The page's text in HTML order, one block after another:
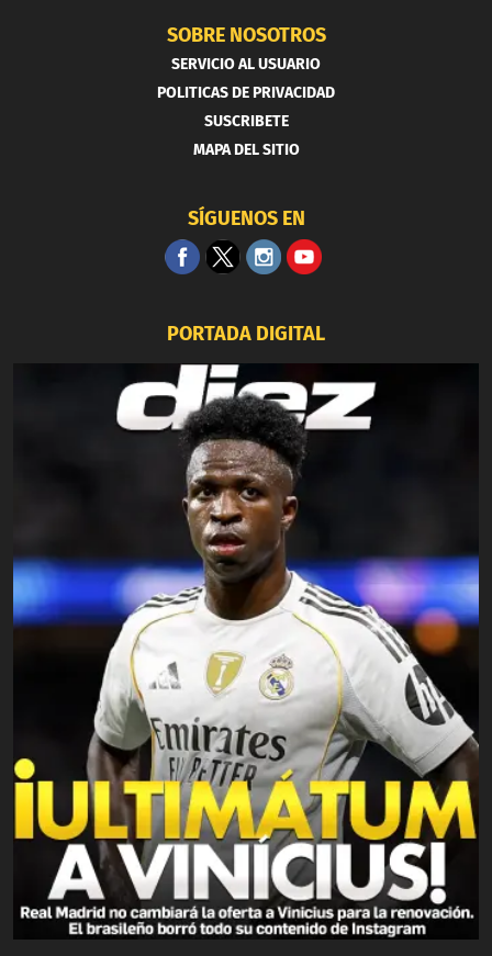
SOBRE NOSOTROS
SERVICIO AL USUARIO
POLITICAS DE PRIVACIDAD
SUSCRIBETE
MAPA DEL SITIO
SÍGUENOS EN
PORTADA DIGITAL